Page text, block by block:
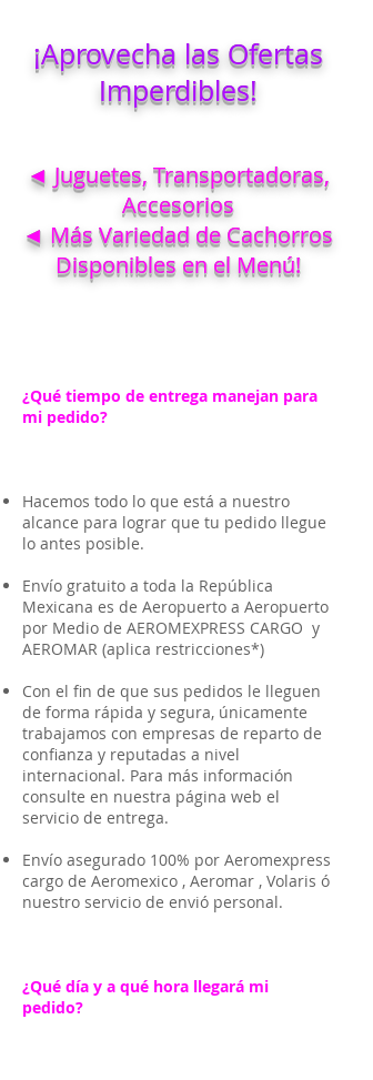
¡Aprovecha las Ofertas
Imperdibles!
◄ Juguetes, Transportadoras,
Accesorios
◄ Más Variedad de Cachorros
Disponibles en el Menú!
¿Qué tiempo de entrega manejan para
mi pedido?
Hacemos todo lo que está a nuestro
alcance para lograr que tu pedido llegue
lo antes posible.
Envío gratuito a toda la República
Mexicana es de Aeropuerto a Aeropuerto
por Medio de AEROMEXPRESS CARGO y
AEROMAR (aplica restricciones*)
Con el fin de que sus pedidos le lleguen
de forma rápida y segura, únicamente
trabajamos con empresas de reparto de
confianza y reputadas a nivel
internacional. Para más información
consulte en nuestra página web el
servicio de entrega.
Envío asegurado 100% por Aeromexpress
cargo de Aeromexico , Aeromar , Volaris ó
nuestro servicio de envió personal.
¿Qué día y a qué hora llegará mi
pedido?